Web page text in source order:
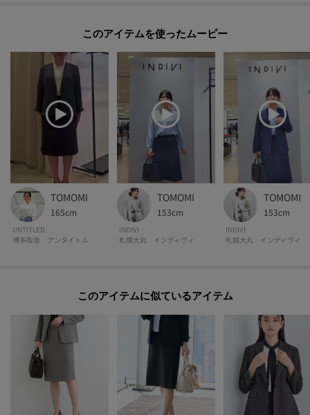
このアイテムを使ったムービー
TOMOMI
165cm
UNTITLED
博多阪急 アンタイトル
TOMOMI
153cm
INDIVI
札幌大丸 インディヴィ
TOMOMI
153cm
INDIVI
札幌大丸 インディヴィ
このアイテムに似ているアイテム